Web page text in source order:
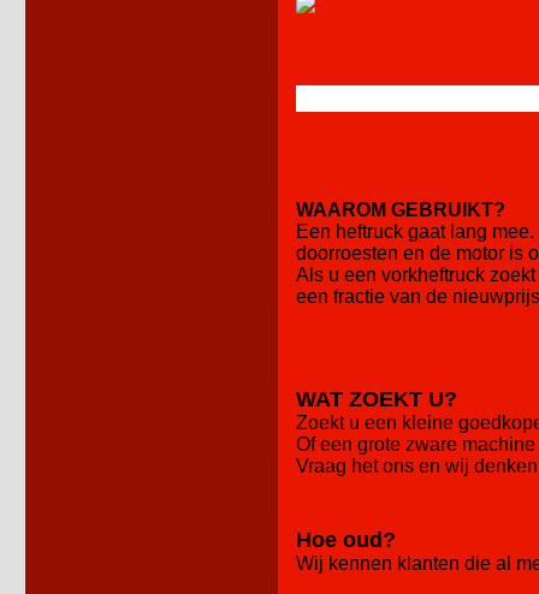
WAAROM GEBRUIKT?
Een heftruck gaat lang
doorroesten en de motor is
Als u een vorkheftruck
een fractie van de
WAT ZOEKT U?
Zoekt u een kleine
Of een grote zware
Vraag het ons en wij
Hoe oud?
Wij kennen klanten die al